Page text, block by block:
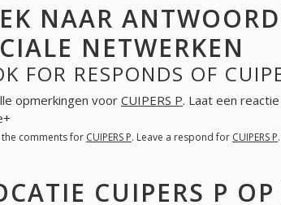
NAAR
NETWERKEN
FOR RESPONDS OF
opmerkingen voor CUIPERS P. Laat een
the comments for CUIPERS P. Leave a respond for CUIPERS P
CUIPERS P